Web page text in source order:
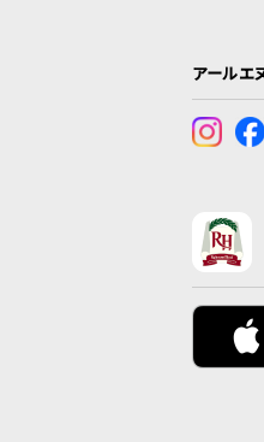
アールエ